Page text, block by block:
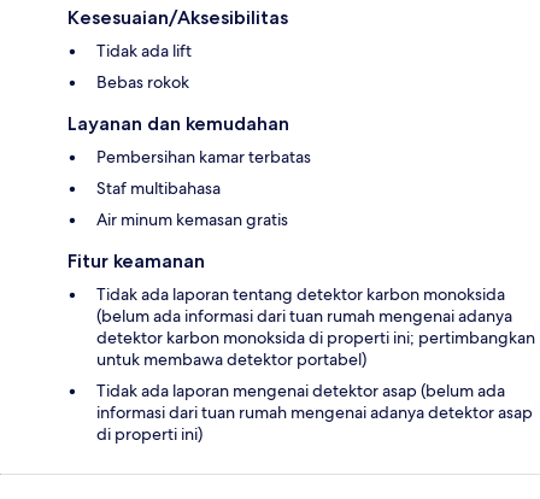
Kesesuaian/Aksesibilitas
Tidak ada lift
Bebas rokok
Layanan dan kemudahan
Pembersihan kamar terbatas
Staf multibahasa
Air minum kemasan gratis
Fitur keamanan
Tidak ada laporan tentang detektor karbon monoksida
(belum ada informasi dari tuan rumah mengenai adanya
detektor karbon monoksida di properti ini; pertimbangkan
untuk membawa detektor portabel)
Tidak ada laporan mengenai detektor asap (belum ada
informasi dari tuan rumah mengenai adanya detektor asap
di properti ini)